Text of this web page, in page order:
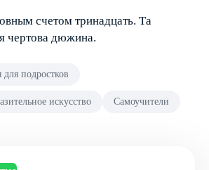
счетом тринадцать. Та
чертова дюжина.
подростков
искусство Самоучители